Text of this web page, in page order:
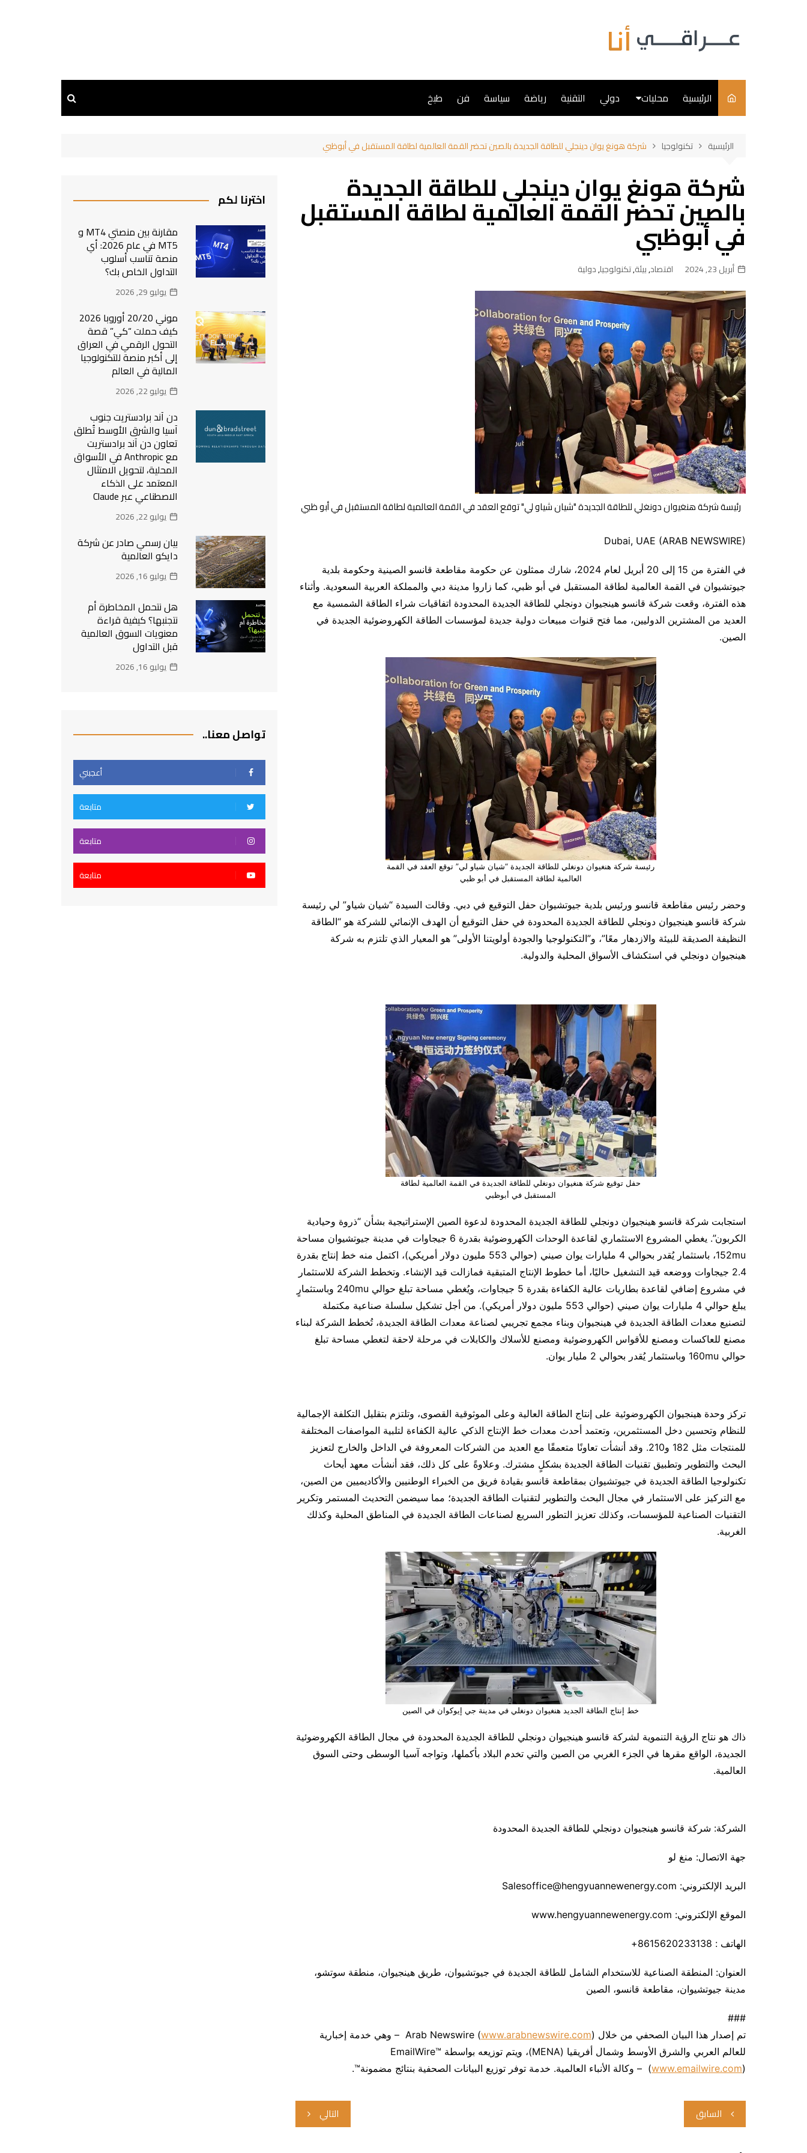
الرئيسية محليات
طبخ
دولي التقنية رياضة سياسة فن طبخ
الرئيسية تكنولوجيا شركة هونغ يوان دينجلي للطاقة الجديدة بالصين تحضر القمة العالمية لطاقة المستقبل في أبوظبي
شركة هونغ يوان دينجلي للطاقة الجديدة
بالصين تحضر القمة العالمية لطاقة المستقبل
في أبوظبي
أبريل 23, 2024 اقتصاد,بيئة,تكنولوجيا,دولية
رئيسة شركة هنغيوان دونغلي للطاقة الجديدة "شيان شياو لي" توقع العقد في القمة العالمية لطاقة المستقبل في أبو ظبي
Dubai, UAE (ARAB NEWSWIRE)
في الفترة من 15 إلى 20 أبريل لعام 2024، شارك ممثلون عن حكومة مقاطعة قانسو الصينية وحكومة بلدية
جيوتشيوان في القمة العالمية لطاقة المستقبل في أبو ظبي، كما زاروا مدينة دبي والمملكة العربية السعودية. وأثناء
هذه الفترة، وقعت شركة قانسو هينجيوان دونجلي للطاقة الجديدة المحدودة اتفاقيات شراء الطاقة الشمسية مع
العديد من المشترين الدوليين، مما فتح قنوات مبيعات دولية جديدة لمؤسسات الطاقة الكهروضوئية الجديدة في
الصين.
رئيسة شركة هنغيوان دونغلي للطاقة الجديدة “شيان شياو لي” توقع العقد في القمة
العالمية لطاقة المستقبل في أبو ظبي
وحضر رئيس مقاطعة قانسو ورئيس بلدية جيوتشيوان حفل التوقيع في دبي. وقالت السيدة “شيان شياو” لي رئيسة
شركة قانسو هينجيوان دونجلي للطاقة الجديدة المحدودة في حفل التوقيع أن الهدف الإنمائي للشركة هو “الطاقة
النظيفة الصديقة للبيئة والازدهار معًا”، و”التكنولوجيا والجودة أولويتنا الأولى” هو المعيار الذي تلتزم به شركة
هينجيوان دونجلي في استكشاف الأسواق المحلية والدولية.
حفل توقيع شركة هنغيوان دونغلي للطاقة الجديدة في القمة العالمية لطاقة
المستقبل في أبوظبي
استجابت شركة قانسو هينجيوان دونجلي للطاقة الجديدة المحدودة لدعوة الصين الإستراتيجية بشأن “ذروة وحيادية
الكربون”. يغطي المشروع الاستثماري لقاعدة الوحدات الكهروضوئية بقدرة 6 جيجاوات في مدينة جيوتشيوان مساحة
152mu، باستثمار يُقدر بحوالي 4 مليارات يوان صيني (حوالي 553 مليون دولار أمريكي)، اكتمل منه خط إنتاج بقدرة
2.4 جيجاوات ووضعه قيد التشغيل حاليًا، أما خطوط الإنتاج المتبقية فمازالت قيد الإنشاء. وتخطط الشركة للاستثمار
في مشروع إضافي لقاعدة بطاريات عالية الكفاءة بقدرة 5 جيجاوات، ويُغطي مساحة تبلغ حوالي 240mu وباستثمارٍ
يبلغ حوالي 4 مليارات يوان صيني (حوالي 553 مليون دولار أمريكي). من أجل تشكيل سلسلة صناعية مكتملة
لتصنيع معدات الطاقة الجديدة في هينجيوان وبناء مجمع تجريبي لصناعة معدات الطاقة الجديدة، تُخطط الشركة لبناء
مصنع للعاكسات ومصنع للأقواس الكهروضوئية ومصنع للأسلاك والكابلات في مرحلة لاحقة لتغطي مساحة تبلغ
حوالي 160mu وباستثمار يُقدر بحوالي 2 مليار يوان.
تركز وحدة هينجيوان الكهروضوئية على إنتاج الطاقة العالية وعلى الموثوقية القصوى، وتلتزم بتقليل التكلفة الإجمالية
للنظام وتحسين دخل المستثمرين، وتعتمد أحدث معدات خط الإنتاج الذكي عالية الكفاءة لتلبية المواصفات المختلفة
للمنتجات مثل 182 و210. وقد أنشأت تعاونًا متعمقًا مع العديد من الشركات المعروفة في الداخل والخارج لتعزيز
البحث والتطوير وتطبيق تقنيات الطاقة الجديدة بشكلٍ مشترك. وعلاوةً على كل ذلك، فقد أنشأت معهد أبحاث
تكنولوجيا الطاقة الجديدة في جيوتشيوان بمقاطعة قانسو بقيادة فريق من الخبراء الوطنيين والأكاديميين من الصين،
مع التركيز على الاستثمار في مجال البحث والتطوير لتقنيات الطاقة الجديدة؛ مما سيضمن التحديث المستمر وتكرير
التقنيات الصناعية للمؤسسات، وكذلك تعزيز التطور السريع لصناعات الطاقة الجديدة في المناطق المحلية وكذلك
الغربية.
خط إنتاج الطاقة الجديد هنغيوان دونغلي في مدينة جي إيوكوان في الصين
ذاك هو نتاج الرؤية التنموية لشركة قانسو هينجيوان دونجلي للطاقة الجديدة المحدودة في مجال الطاقة الكهروضوئية
الجديدة، الواقع مقرها في الجزء الغربي من الصين والتي تخدم البلاد بأكملها، وتواجه آسيا الوسطى وحتى السوق
العالمية.
الشركة: شركة قانسو هينجيوان دونجلي للطاقة الجديدة المحدودة
جهة الاتصال: منغ لو
البريد الإلكتروني: Salesoffice@hengyuannewenergy.com
الموقع الإلكتروني: www.hengyuannewenergy.com
الهاتف : 8615620233138+
العنوان: المنطقة الصناعية للاستخدام الشامل للطاقة الجديدة في جيوتشيوان، طريق هينجيوان، منطقة سوتشو،
مدينة جيوتشيوان، مقاطعة قانسو، الصين
###
تم إصدار هذا البيان الصحفي من خلال Arab Newswire (
www.arabnewswire.com
) – وهي خدمة إخبارية
للعالم العربي والشرق الأوسط وشمال أفريقيا (MENA)، ويتم توزيعه بواسطة EmailWire™
(www.emailwire.com) – وكالة الأنباء العالمية. خدمة توفر توزيع البيانات الصحفية بنتائج مضمونة™.
تصفّح
المقالات
السابق التالي
اخترنا لكم
مقارنة بين منصتي MT4 و
MT5 في عام 2026: أي
منصة تناسب أسلوب
التداول الخاص بك؟
يوليو 29, 2026
موني 20/20 أوروبا 2026
كيف حملت “كي” قصة
التحول الرقمي في العراق
إلى أكبر منصة للتكنولوجيا
المالية في العالم
يوليو 22, 2026
دن آند برادستريت جنوب
آسيا والشرق الأوسط تُطلق
تعاون دن آند برادستريت
مع Anthropic في الأسواق
المحلية، لتحويل الامتثال
المعتمد على الذكاء
الاصطناعي عبر Claude
يوليو 22, 2026
بيان رسمي صادر عن شركة
دايكو العالمية
يوليو 16, 2026
هل نتحمل المخاطرة أم
نتجنبها؟ كيفية قراءة
معنويات السوق العالمية
قبل التداول
يوليو 16, 2026
تواصل معنا..
أعجبني
متابعة
متابعة
متابعة